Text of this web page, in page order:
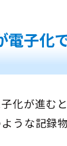
電子化
化が進む
うな記録物